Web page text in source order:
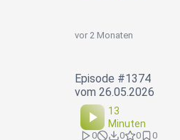
vor 2 Monaten
Episode #1374
vom 26.05.2026
13
Minuten
0 0 0
0